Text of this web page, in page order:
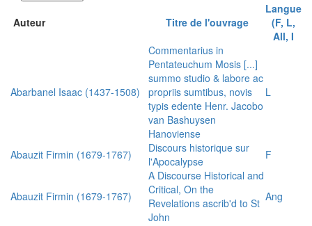
Auteur Titre de l'ouvrage
Langue
(F, L,
All, I
Abarbanel Isaac (1437-1508)
Commentarius in
Pentateuchum Mosis [...]
summo studio & labore ac
propriis sumtibus, novis
typis edente Henr. Jacobo
van Bashuysen
Hanoviense
L
Abauzit Firmin (1679-1767)
Discours historique sur
l'Apocalypse
F
Abauzit Firmin (1679-1767)
A Discourse Historical and
Critical, On the
Revelations ascrib'd to St
John
Ang